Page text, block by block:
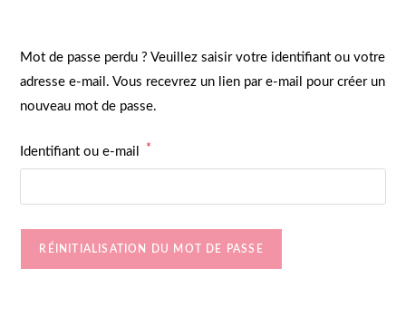
Mot de passe perdu ? Veuillez saisir votre identifiant ou votre
adresse e-mail. Vous recevrez un lien par e-mail pour créer un
nouveau mot de passe.
Identifiant ou e-mail *
RÉINITIALISATION DU MOT DE PASSE